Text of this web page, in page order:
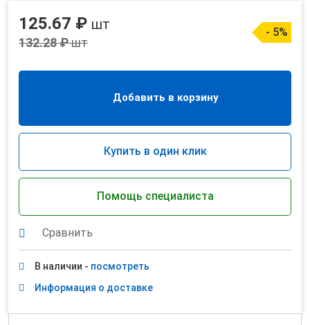
125.67 ₽ шт
132.28 ₽шт
- 5%
Добавить в корзину
Купить в один клик
Помощь специалиста
Сравнить
В наличии - посмотреть
Информация о доставке